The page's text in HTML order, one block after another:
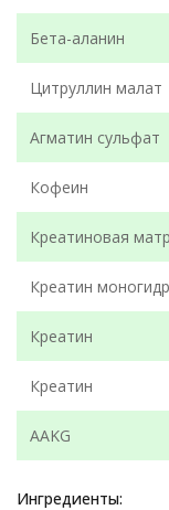
Бета-аланин
Цитруллин малат
Агматин сульфат
Кофеин
Креатиновая
Креатин
Креатин
Креатин
AAKG
Ингредиенты: